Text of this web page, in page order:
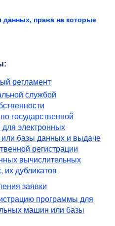
права на которые
регламент
службой
государственной
электронных
базы данных и выдаче
регистрации
вычислительных
дубликатов
заявки
программы для
машин или базы